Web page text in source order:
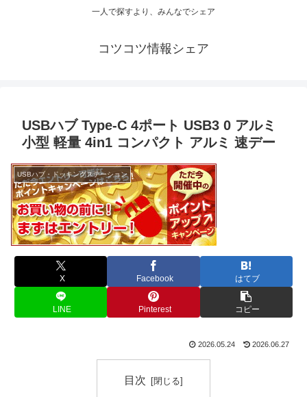
一人で探すより、みんなでシェア
コツコツ情報シェア
USBハブ Type-C 4ポート USB3 0 アルミ
小型 軽量 4in1 コンパクト アルミ 速デー
USBハブ・ドッキングステーション
X Facebook はてブ
LINE Pinterest コピー
2026.05.24 2026.06.27
目次